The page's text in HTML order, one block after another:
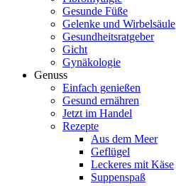
Gesunde Füße
Gelenke und Wirbelsäule
Gesundheitsratgeber
Gicht
Gynäkologie
Genuss
Einfach genießen
Gesund ernähren
Jetzt im Handel
Rezepte
Aus dem Meer
Geflügel
Leckeres mit Käse
Suppenspaß